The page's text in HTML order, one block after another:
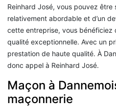
Reinhard José, vous pouvez être
relativement abordable et d’un
cette entreprise, vous bénéficiez
qualité exceptionnelle. Avec un
prestation de haute qualité. À
donc appel à Reinhard José.
Maçon à
maçonnerie